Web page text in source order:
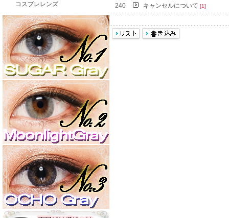
コスプレレンズ
240
キャンセルについて [1]